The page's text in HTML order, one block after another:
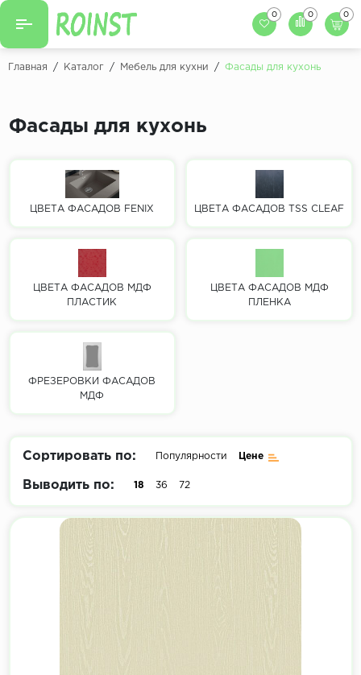
Назад Назад
Кухонный фартук
Декоры фасадов
Декоры столешниц
Декоры кухонных фартуков
0 0 0
Главная / Каталог / Мебель для кухни / Фасады для кухонь
Фасады для кухонь
ЦВЕТА ФАСАДОВ FENIX ЦВЕТА ФАСАДОВ TSS CLEAF
ЦВЕТА ФАСАДОВ МДФ
ПЛАСТИК
ЦВЕТА ФАСАДОВ МДФ
ПЛЕНКА
ФРЕЗЕРОВКИ ФАСАДОВ
МДФ
Сортировать по: Популярности Цене
Выводить по: 18 36 72